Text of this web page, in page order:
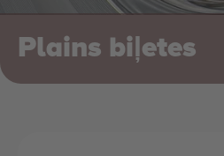
Plains biļetes